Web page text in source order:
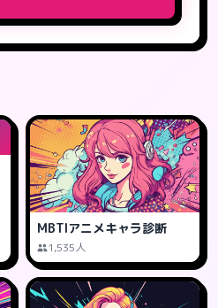
MBTIアニメキャラ診断
1,535人